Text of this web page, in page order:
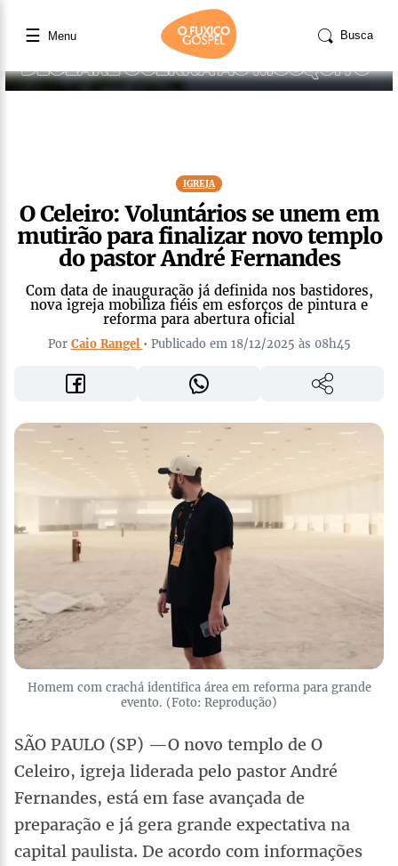
☰ Menu Busca
IGREJA
O Celeiro: Voluntários se unem em
mutirão para finalizar novo templo
do pastor André Fernandes
Com data de inauguração já definida nos bastidores,
nova igreja mobiliza fiéis em esforços de pintura e
reforma para abertura oficial
Por Caio Rangel • Publicado em 18/12/2025 às 08h45
Homem com crachá identifica área em reforma para grande
evento. (Foto: Reprodução)
SÃO PAULO (SP) —O novo templo de O
Celeiro, igreja liderada pelo pastor André
Fernandes, está em fase avançada de
preparação e já gera grande expectativa na
capital paulista. De acordo com informações